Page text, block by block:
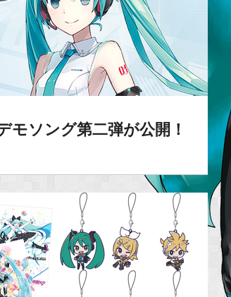
モソング第二弾が公開！